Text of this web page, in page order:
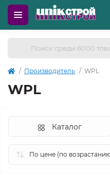
Производитель WPL
WPL
Каталог